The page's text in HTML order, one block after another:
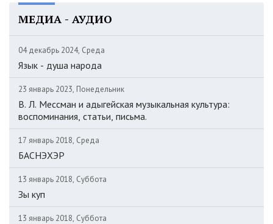
МЕДИА - АУДИО
04 декабрь 2024, Среда
Язык - душа народа
23 январь 2023, Понедельник
В. Л. Мессман и адыгейская музыкальная культура:
воспоминания, статьи, письма.
17 январь 2018, Среда
БАСНЭХЭР
13 январь 2018, Суббота
Зы куп
13 январь 2018, Суббота